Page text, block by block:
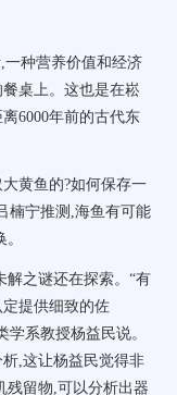
一种营养价值和经济
桌上。这也是在崧
6000年前的古代东
黄鱼的?如何保存一
楠宁推测,海鱼有可能
解之谜还在探索。“有
提供细致的佐
系教授杨益民说。
,这让杨益民觉得非
残留物,可以分析出器